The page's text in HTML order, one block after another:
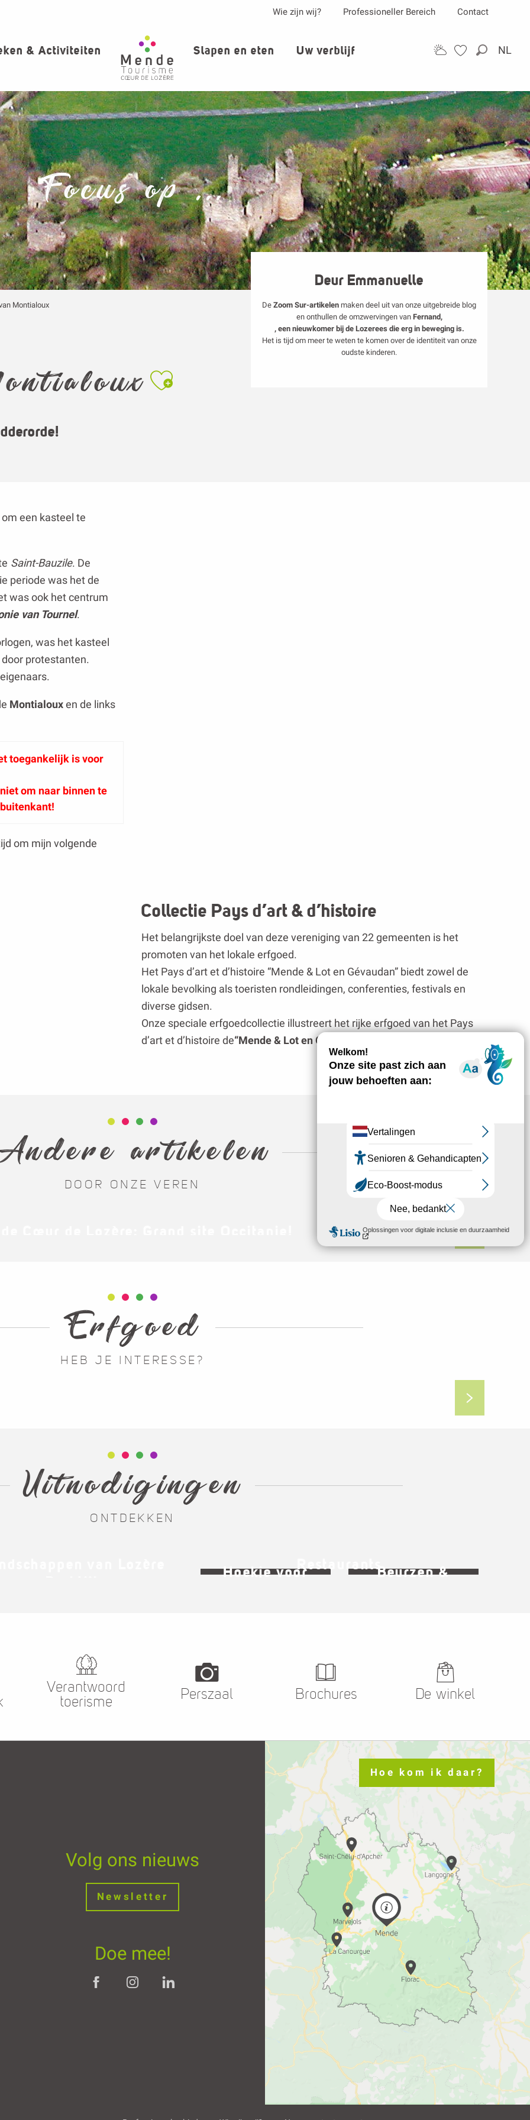
Zoek op
NL
Wie zijn wij? Professioneller Bereich Contact
& Activiteiten Slapen en eten Uw verblijf
Focus op ...
Montialoux
Ajouter aux favoris
Deur Emmanuelle
De Zoom Sur-artikelen maken deel uit van onze uitgebreide blog
en onthullen de omzwervingen van Fernand,
, een nieuwkomer bij de Lozerees die erg in beweging is.
Het is tijd om meer te weten te komen over de identiteit van onze
oudste kinderen.
een kasteel te
Saint-Bauzile. De
periode was het de
was ook het centrum
van Tournel.
was het kasteel
protestanten.
Montialouxen de links
toegankelijk is voor
om naar binnen te
om mijn volgende
Collectie Pays d’art & d’histoire
Het belangrijkste doel van deze vereniging van 22 gemeenten is het
promoten van het lokale erfgoed.
Het Pays d’art et d’histoire “Mende & Lot en Gévaudan” biedt zowel de
lokale bevolking als toeristen rondleidingen, conferenties, festivals en
diverse gidsen.
Onze speciale erfgoedcollectie illustreert het rijke erfgoed van het Pays
d’art et d’histoire de“Mende & Lot en Gévaudan
artikelen
DOOR ONZE VEREN
Erfgoed
HEB JE INTERESSE?
Uitnodigingen
ONTDEKKEN
Restaurants
Hoekje voor
Beurzen &
Verantwoord
toerisme
Perszaal Brochures De winkel
Volg ons nieuws
Newsletter
Doe mee!
Hoe kom ik daar?